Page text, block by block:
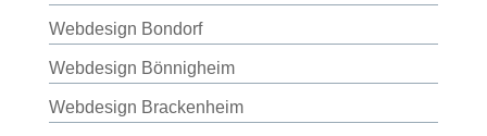
Webdesign Bondorf
Webdesign Bönnigheim
Webdesign Brackenheim